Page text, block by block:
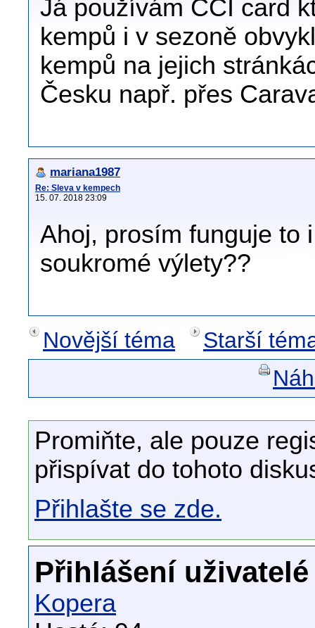
Já používám CCI card
kempů i v sezoně
kempů na jejich
Česku např. přes
mariana1987
Re: Sleva v kempech
15. 07. 2018 23:09
Ahoj, prosím funguje to
soukromé výlety??
Novější téma
Starší
Promiňte, ale pouze
přispívat do tohoto
Přihlašte se zde.
Přihlášení uživatelé
Kopera